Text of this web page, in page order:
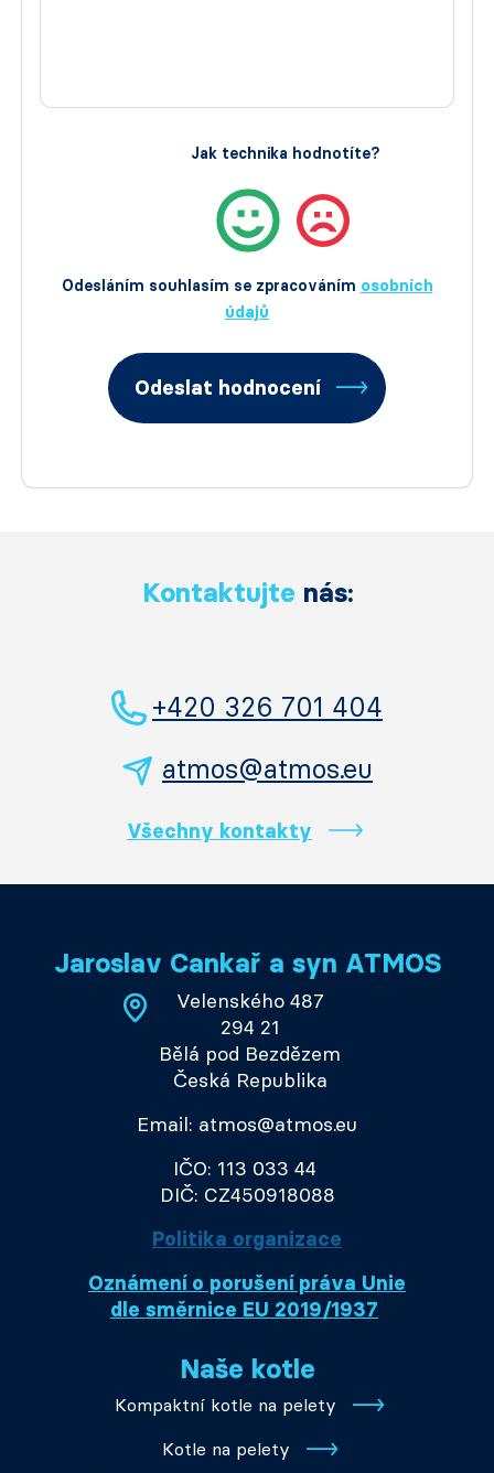
Odesláním souhlasím se zpracováním osobních
údajů
Jak technika hodnotíte?
Odeslat hodnocení
Kontaktujte nás:
+420 326 701 404
atmos@atmos.eu
Všechny kontakty
Jaroslav Cankař a syn ATMOS
Velenského 487
294 21
Bělá pod Bezdězem
Česká Republika
Email: atmos@atmos.eu
IČO: 113 033 44
DIČ: CZ450918088
Politika organizace
Oznámení o porušení práva Unie
dle směrnice EU 2019/1937
Naše kotle
Kompaktní kotle na pelety
Kotle na pelety